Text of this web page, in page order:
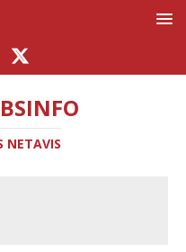
NETAVIS